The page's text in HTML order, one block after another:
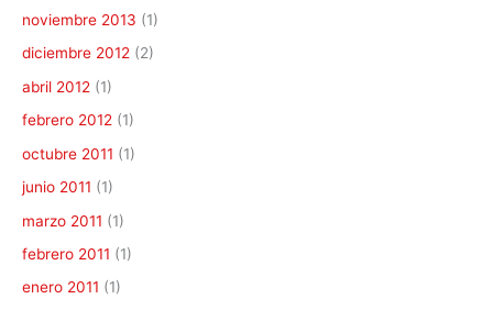
noviembre 2013 (1)
diciembre 2012 (2)
abril 2012 (1)
febrero 2012 (1)
octubre 2011 (1)
junio 2011 (1)
marzo 2011 (1)
febrero 2011 (1)
enero 2011 (1)